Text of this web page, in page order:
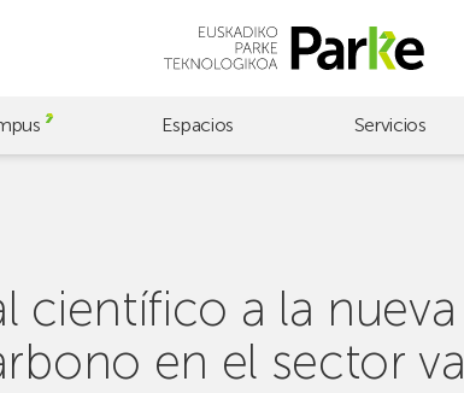
Espacios Servicios
científico a la
en el sector